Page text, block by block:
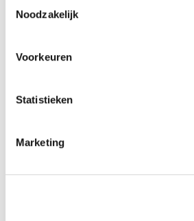
Noodzakelijk
Voorkeuren
Statistieken
Marketing